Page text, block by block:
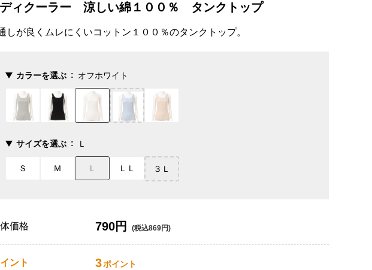
ィクーラー 涼しい綿１００％ タンクトップ
しが良くムレにくいコットン１００％のタンクトップ。
カラーを選ぶ オフホワイト
サイズを選ぶ Ｌ
Ｓ Ｍ Ｌ ＬＬ ３Ｌ
価格 790円 (税込869円)
ント 3ポイント